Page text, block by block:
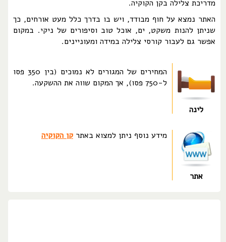
מדריכת צלילה בקן הקוקיה.
האתר נמצא על חוף מבודד, ויש בו בדרך כלל מעט אורחים, כך
שניתן להנות משקט, ים, אוכל טוב וסיפורים של ניקי. במקום
אפשר גם לעבור קורסי צלילה במידה ומעוניינים.
לינה
המחירים של המגורים לא נמוכים (בין 350 פסו
ל-750 פסו), אך המקום שווה את ההשקעה.
אתר
מידע נוסף ניתן למצוא באתרקן הקוקיה